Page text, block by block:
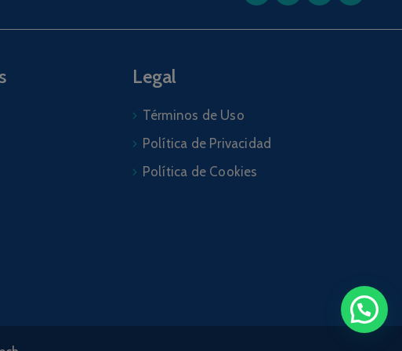
Legal
Términos de Uso
Política de Privacidad
Política de Cookies